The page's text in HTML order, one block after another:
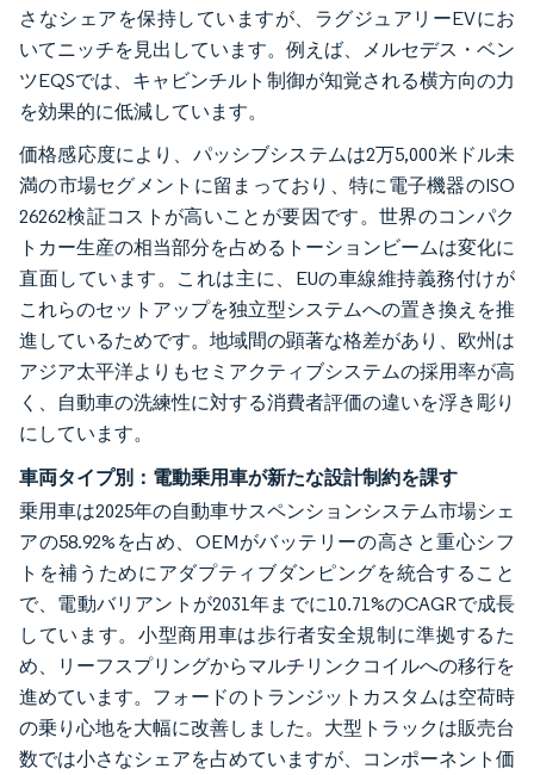
さなシェアを保持していますが、ラグジュアリーEVにお
いてニッチを見出しています。例えば、メルセデス・ベン
ツEQSでは、キャビンチルト制御が知覚される横方向の力
を効果的に低減しています。
価格感応度により、パッシブシステムは2万5,000米ドル未
満の市場セグメントに留まっており、特に電子機器のISO
26262検証コストが高いことが要因です。世界のコンパク
トカー生産の相当部分を占めるトーションビームは変化に
直面しています。これは主に、EUの車線維持義務付けが
これらのセットアップを独立型システムへの置き換えを推
進しているためです。地域間の顕著な格差があり、欧州は
アジア太平洋よりもセミアクティブシステムの採用率が高
く、自動車の洗練性に対する消費者評価の違いを浮き彫り
にしています。
車両タイプ別：電動乗用車が新たな設計制約を課す
乗用車は2025年の自動車サスペンションシステム市場シェ
アの58.92%を占め、OEMがバッテリーの高さと重心シフ
トを補うためにアダプティブダンピングを統合すること
で、電動バリアントが2031年までに10.71%のCAGRで成長
しています。小型商用車は歩行者安全規制に準拠するた
め、リーフスプリングからマルチリンクコイルへの移行を
進めています。フォードのトランジットカスタムは空荷時
の乗り心地を大幅に改善しました。大型トラックは販売台
数では小さなシェアを占めていますが、コンポーネント価